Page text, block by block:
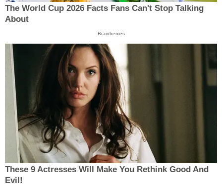
The World Cup 2026 Facts Fans Can't Stop Talking
About
Brainberries
These 9 Actresses Will Make You Rethink Good And
Evil!